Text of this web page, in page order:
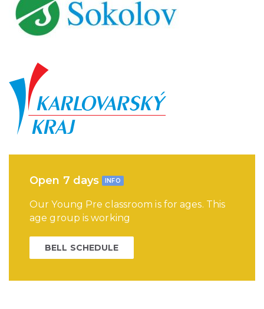
Open 7 days INFO
Our Young Pre classroom is for ages. This
age group is working
BELL SCHEDULE